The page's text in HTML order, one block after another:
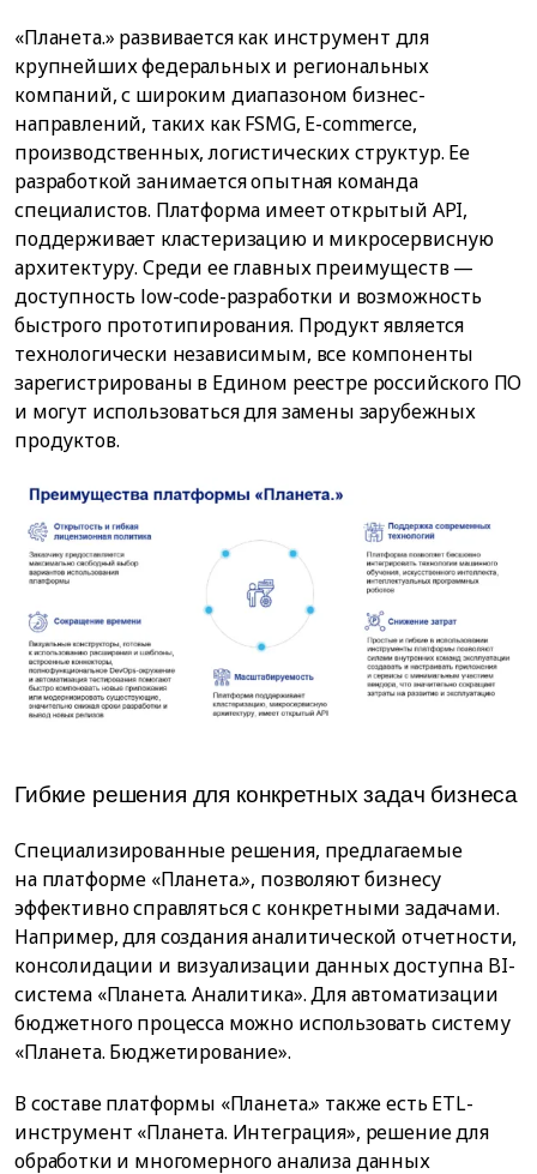
«Планета.» развивается как инструмент для
крупнейших федеральных и региональных
компаний, с широким диапазоном бизнес-
направлений, таких как FSMG, E-commerce,
производственных, логистических структур. Ее
разработкой занимается опытная команда
специалистов. Платформа имеет открытый API,
поддерживает кластеризацию и микросервисную
архитектуру. Среди ее главных преимуществ —
доступность low-code-разработки и возможность
быстрого прототипирования. Продукт является
технологически независимым, все компоненты
зарегистрированы в Едином реестре российского ПО
и могут использоваться для замены зарубежных
продуктов.
Гибкие решения для конкретных задач бизнеса
Специализированные решения, предлагаемые
на платформе «Планета.», позволяют бизнесу
эффективно справляться с конкретными задачами.
Например, для создания аналитической отчетности,
консолидации и визуализации данных доступна BI-
система «Планета. Аналитика». Для автоматизации
бюджетного процесса можно использовать систему
«Планета. Бюджетирование».
В составе платформы «Планета.» также есть ЕTL-
инструмент «Планета. Интеграция», решение для
обработки и многомерного анализа данных